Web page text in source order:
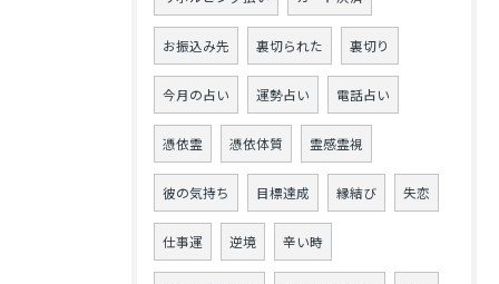
お振込み先 裏切られた 裏切り
今月の占い 運勢占い 電話占い
憑依霊 憑依体質 霊感霊視
彼の気持ち 目標達成 縁結び 失恋
仕事運 逆境 辛い時